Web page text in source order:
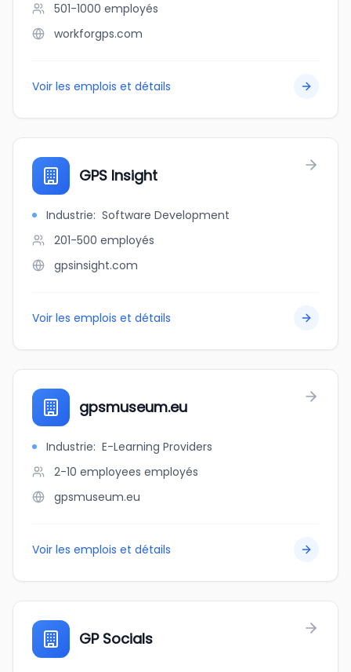
501-1000 employés
workforgps.com
Voir les emplois et détails
GPS Insight
Industrie: Software Development
201-500 employés
gpsinsight.com
Voir les emplois et détails
gpsmuseum.eu
Industrie: E-Learning Providers
2-10 employees employés
gpsmuseum.eu
Voir les emplois et détails
GP Socials